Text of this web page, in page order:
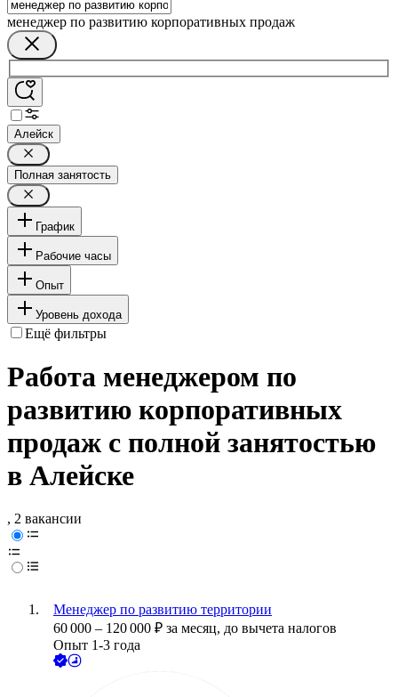
менеджер по развитию корпоративных продаж
Алейск
Полная занятость
График
Рабочие часы
Опыт
Уровень дохода
Ещё фильтры
Работа менеджером по
развитию корпоративных
продаж с полной занятостью
в Алейске
, 2 вакансии
Менеджер по развитию территории
60 000 – 120 000 ₽ за месяц, до вычета налогов
Опыт 1-3 года